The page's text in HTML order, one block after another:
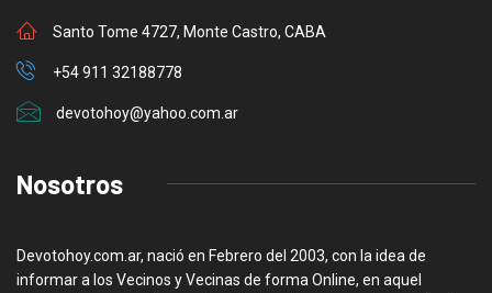
Santo Tome 4727, Monte Castro, CABA
+54 911 32188778
devotohoy@yahoo.com.ar
Nosotros
Devotohoy.com.ar, nació en Febrero del 2003, con la idea de
informar a los Vecinos y Vecinas de forma Online, en aquel